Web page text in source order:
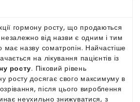
гормону росту, що продаються
від назви є одним і тим
назву соматропін. Найчастіше
на лікування пацієнтів із
росту. Піковий рівень
росту досягає свого максимуму в
після цього вироблення
неухильно знижуватися, з